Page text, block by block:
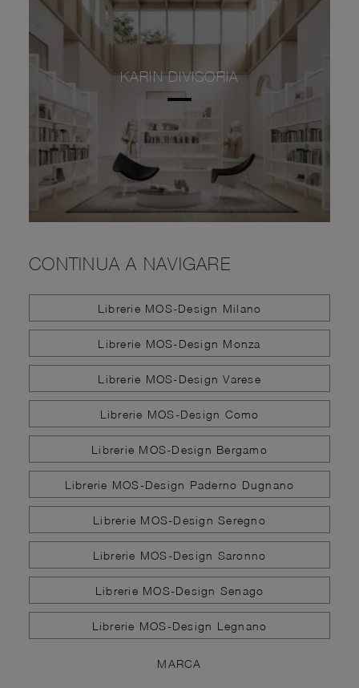
KARIN DIVISORIA
CONTINUA A NAVIGARE
Librerie MOS-Design Milano
Librerie MOS-Design Monza
Librerie MOS-Design Varese
Librerie MOS-Design Como
Librerie MOS-Design Bergamo
Librerie MOS-Design Paderno Dugnano
Librerie MOS-Design Seregno
Librerie MOS-Design Saronno
Librerie MOS-Design Senago
Librerie MOS-Design Legnano
MARCA